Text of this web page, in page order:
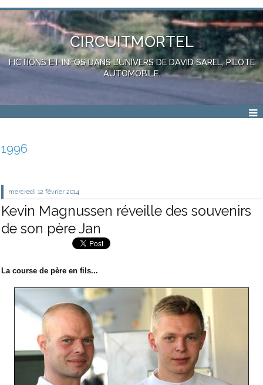
CIRCUITMORTEL
FICTIONS ET INFOS DANS L'UNIVERS DE DAVID SAREL, PILOTE
AUTOMOBILE.
1996
mercredi 12 février 2014
Kevin Magnussen réveille des souvenirs
de son père Jan
La course de père en fils...